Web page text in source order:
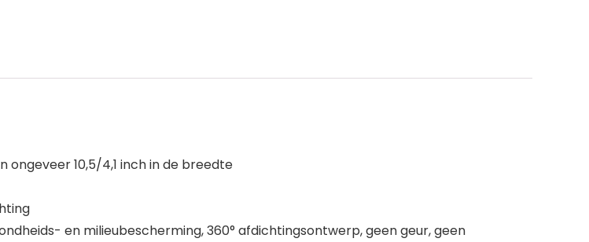
10,5/4,1 inch in de breedte
en milieubescherming, 360° afdichtingsontwerp, geen geur, geen